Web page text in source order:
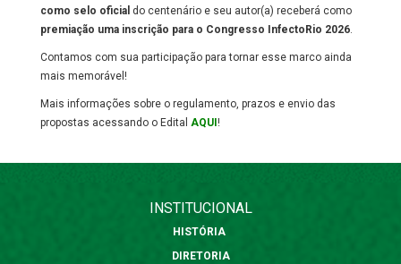
como selo oficial do centenário e seu autor(a) receberá como
premiação uma inscrição para o Congresso InfectoRio 2026.
Contamos com sua participação para tornar esse marco ainda
mais memorável!
Mais informações sobre o regulamento, prazos e envio das
propostas acessando o Edital AQUI !
INSTITUCIONAL
HISTÓRIA
DIRETORIA